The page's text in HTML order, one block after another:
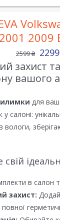
2009
2599₴ 2299
захист
вашого
для
салоні:
вологи,
свій
в салон
захист: